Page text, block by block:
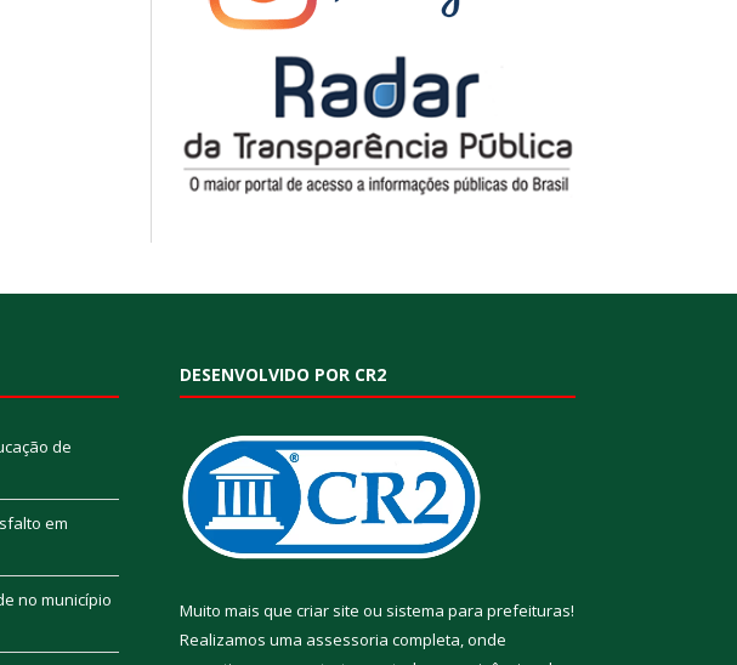
de
em
no município
DESENVOLVIDO POR CR2
Muito mais que criar site ou sistema para prefeituras!
Realizamos uma assessoria completa, onde